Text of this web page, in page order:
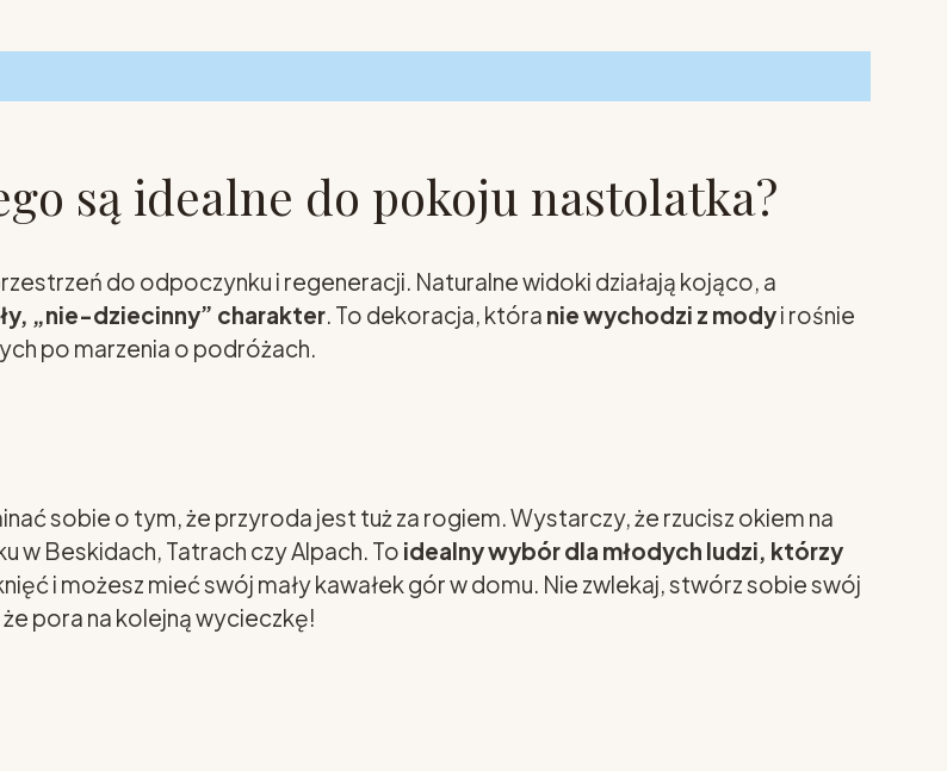
są idealne do pokoju nastolatka?
do odpoczynku i regeneracji. Naturalne widoki działają kojąco, a
„nie-dziecinny” charakter. To dekoracja, która nie wychodzi z modyi rośnie
po marzenia o podróżach.
sobie o tym, że przyroda jest tuż za rogiem. Wystarczy, że rzucisz okiem na
w Beskidach, Tatrach czy Alpach. To idealny wybór dla młodych ludzi, którzy
i możesz mieć swój mały kawałek gór w domu. Nie zwlekaj, stwórz sobie swój
pora na kolejną wycieczkę!